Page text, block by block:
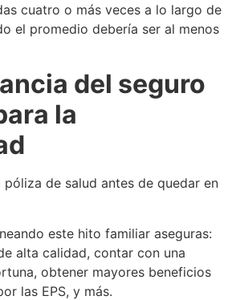
cuatro o más veces a lo largo de
el promedio debería ser al menos
del seguro
la
de salud antes de quedar en
este hito familiar aseguras:
alta calidad, contar con una
obtener mayores beneficios
las EPS, y más.